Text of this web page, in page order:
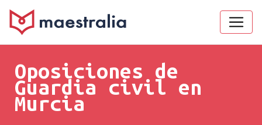
Oposiciones de
Guardia civil en
Murcia